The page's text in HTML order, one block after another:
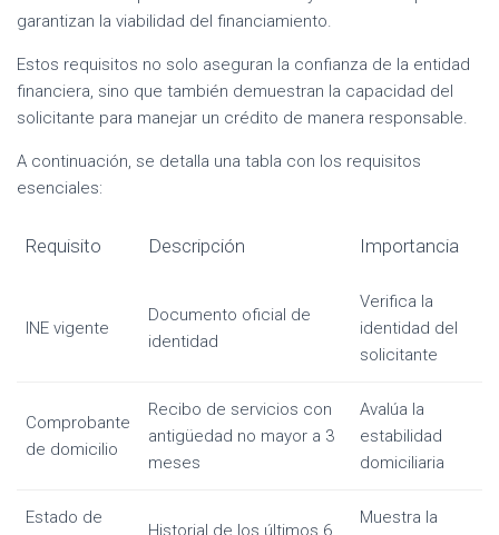
garantizan la viabilidad del financiamiento.
Estos requisitos no solo aseguran la confianza de la entidad
financiera, sino que también demuestran la capacidad del
solicitante para manejar un crédito de manera responsable.
A continuación, se detalla una tabla con los requisitos
esenciales:
Requisito Descripción Importancia
INE vigente
Documento oficial de
identidad
Verifica la
identidad del
solicitante
Comprobante
de domicilio
Recibo de servicios con
antigüedad no mayor a 3
meses
Avalúa la
estabilidad
domiciliaria
Estado de
Historial de los últimos 6
Muestra la